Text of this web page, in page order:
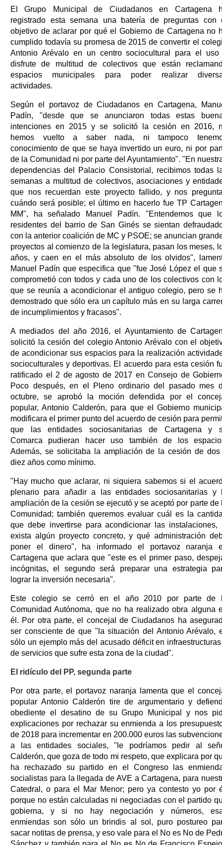
El Grupo Municipal de Ciudadanos en Cartagena
registrado esta semana una batería de preguntas con
objetivo de aclarar por qué el Gobierno de Cartagena no
cumplido todavía su promesa de 2015 de convertir el
Antonio Arévalo en un centro sociocultural para el uso
disfrute de multitud de colectivos que están
espacios municipales para poder realizar
actividades.
Según el portavoz de Ciudadanos en Cartagena,
Padín, "desde que se anunciaron todas estas
intenciones en 2015 y se solicitó la cesión en 2016,
hemos vuelto a saber nada, ni tampoco
conocimiento de que se haya invertido un euro, ni por
de la Comunidad ni por parte del Ayuntamiento". "En
dependencias del Palacio Consistorial, recibimos todas
semanas a multitud de colectivos, asociaciones y
que nos recuerdan este proyecto fallido, y nos
cuándo será posible; el último en hacerlo fue TP
MM", ha señalado Manuel Padín. "Entendemos que
residentes del barrio de San Ginés se sientan
con la anterior coalición de MC y PSOE; se anuncian
proyectos al comienzo de la legislatura, pasan los meses,
años, y caen en el más absoluto de los olvidos",
Manuel Padín que especifica que "fue José López el que
comprometió con todos y cada uno de los colectivos con
que se reunía a acondicionar el antiguo colegio, pero se
demostrado que sólo era un capítulo más en su larga
de incumplimientos y fracasos".
A mediados del año 2016, el Ayuntamiento de
solicitó la cesión del colegio Antonio Arévalo con el
de acondicionar sus espacios para la realización
socioculturales y deportivas. El acuerdo para esta cesión
ratificado el 2 de agosto de 2017 en Consejo de
Poco después, en el Pleno ordinario del pasado mes
octubre, se aprobó la moción defendida por el
popular, Antonio Calderón, para que el Gobierno
modificara el primer punto del acuerdo de cesión para
que las entidades sociosanitarias de Cartagena y
Comarca pudieran hacer uso también de los
Además, se solicitaba la ampliación de la cesión de
diez años como mínimo.
"Hay mucho que aclarar, ni siquiera sabemos si el
plenario para añadir a las entidades sociosanitarias y
ampliación de la cesión se ejecutó y se aceptó por parte de
Comunidad; también queremos evaluar cuál es la
que debe invertirse para acondicionar las instalaciones,
exista algún proyecto concreto, y qué administración
poner el dinero", ha informado el portavoz naranja
Cartagena que aclara que "este es el primer paso,
incógnitas, el segundo será preparar una estrategia
lograr la inversión necesaria".
Este colegio se cerró en el año 2010 por parte de
Comunidad Autónoma, que no ha realizado obra alguna
él. Por otra parte, el concejal de Ciudadanos ha
ser consciente de que "la situación del Antonio Arévalo,
sólo un ejemplo más del acusado déficit en
de servicios que sufre esta zona de la ciudad".
El ridículo del PP, segunda parte
Por otra parte, el portavoz naranja lamenta que el
popular Antonio Calderón tire de argumentario y
obediente el desatino de su Grupo Municipal y nos
explicaciones por rechazar su enmienda a los
de 2018 para incrementar en 200.000 euros las
a las entidades sociales, "le podríamos pedir al
Calderón, que goza de todo mi respeto, que explicara por
ha rechazado su partido en el Congreso las
socialistas para la llegada de AVE a Cartagena, para
Catedral, o para el Mar Menor; pero ya contesto yo por
porque no están calculadas ni negociadas con el partido
gobierna, y si no hay negociación y números,
enmiendas son sólo un brindis al sol, puro postureo
sacar notitas de prensa, y eso vale para el No es No de